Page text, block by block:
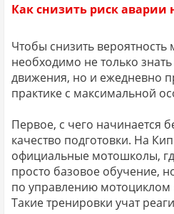
Как снизить риск аварии
Чтобы снизить вероятность
необходимо не только
движения, но и ежедневно
практике с максимальной
Первое, с чего начинается
качество подготовки. На
официальные мотошколы,
просто базовое обучение,
по управлению мотоциклом
Такие тренировки учат